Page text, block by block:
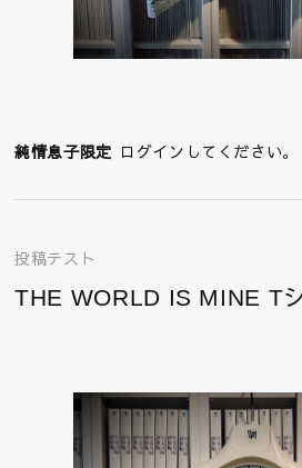
純情息子限定 ログインしてください。
投稿テスト
THE WORLD IS MINE T